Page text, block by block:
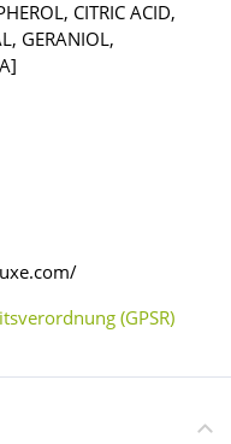
CITRIC ACID,
GERANIOL,
(GPSR)